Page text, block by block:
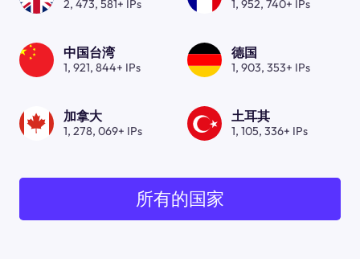
2, 473, 581+ IPs 1, 952, 740+ IPs
中国台湾
1, 921, 844+ IPs
德国
1, 903, 353+ IPs
加拿大
1, 278, 069+ IPs
土耳其
1, 105, 336+ IPs
所有的国家